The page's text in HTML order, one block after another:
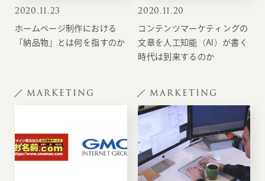
2020.11.23
ホームページ制作における
「納品物」とは何を指すのか
2020.11.20
コンテンツマーケティングの
文章を人工知能（AI）が書く
時代は到来するのか
MARKETING MARKETING